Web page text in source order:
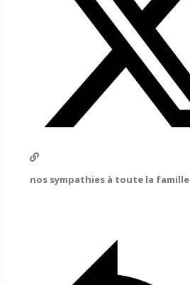
nos sympathies à toute la famille